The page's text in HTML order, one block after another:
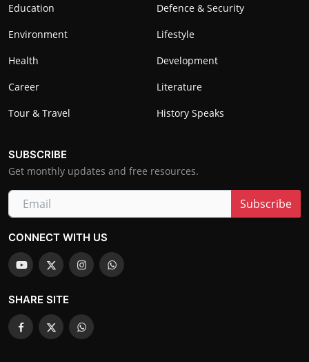
Education
Defence & Security
Environment
Lifestyle
Health
Development
Career
Literature
Tour & Travel
History Speaks
SUBSCRIBE
Get monthly updates and free resources.
Subscribe
CONNECT WITH US
SHARE SITE